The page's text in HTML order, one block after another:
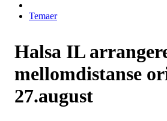
Temaer
Halsa IL
mellomdistanse
27.august